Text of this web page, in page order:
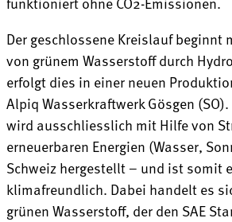
Der geschlossene Kreislauf beginnt
von grünem Wasserstoff durch
erfolgt dies in einer neuen
Alpiq Wasserkraftwerk Gösgen
wird ausschliesslich mit Hilfe von
erneuerbaren Energien (Wasser,
Schweiz hergestellt – und ist somit
klimafreundlich. Dabei handelt es
grünen Wasserstoff, der den SAE